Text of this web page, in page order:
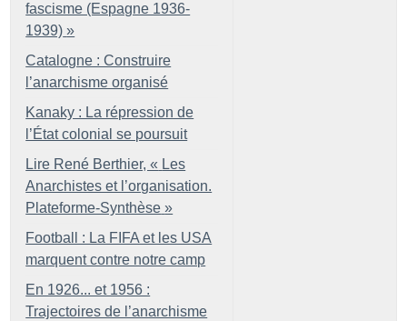
fascisme (Espagne 1936-
1939) »
Catalogne : Construire
l’anarchisme organisé
Kanaky : La répression de
l’État colonial se poursuit
Lire René Berthier, « Les
Anarchistes et l’organisation.
Plateforme-Synthèse »
Football : La FIFA et les USA
marquent contre notre camp
En 1926... et 1956 :
Trajectoires de l’anarchisme